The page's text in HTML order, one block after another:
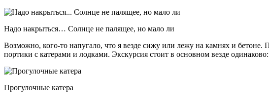
Надо накрыться… Солнце не палящее, но мало ли
Возможно, кого-то напугало, что я везде сижу или лежу на камнях и
портики с катерами и лодками. Экскурсия стоит в основном везде
Прогулочные катера